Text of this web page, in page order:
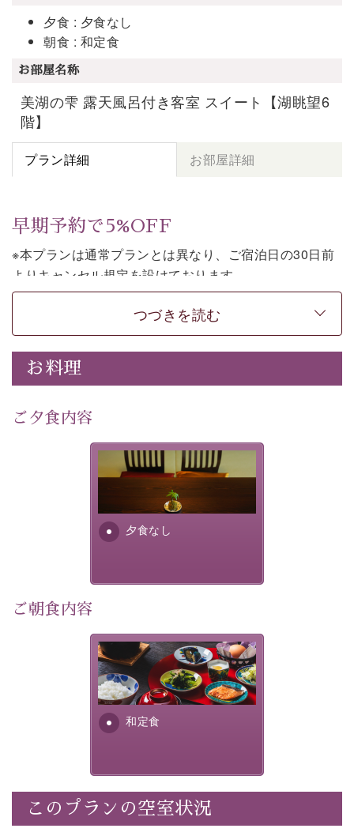
夕食 : 夕食なし
朝食 : 和定食
お部屋名称
美湖の雫 露天風呂付き客室 スイート【湖眺望6
階】
プラン詳細 お部屋詳細
早期予約で5%OFF
※本プランは通常プランとは異なり、ご宿泊日の30日前
よりキャンセル規定を設けております。
※本プランは朝食付きのプランです。2食付きでご利用ご
【公式限定価格】早割プラン（30日前
まで）」をご利用ください。
上諏訪温泉しんゆでは、30日前までのご予約で、5%割
意しております。
諏訪湖の穏やかな景色、心身を解きほぐす温泉、そして
温かいおもてなし。ご滞在を楽しみに待つ日々が旅をよ
り特別なものにしてくれます。
早めのご予約で、お得に癒しのひとときをお過ごしくだ
滞在いただけるよう
30項目以上からなる独自の衛生・消毒プログラムの基、
徹底した衛生管理を行っております。
-------------------------------------------------
・宿泊料金5%OFF
・諏訪大社4社を巡る無料参拝バス（事前予約制）
・館内着をご用意
・就寝用パジャマをご用意
つづきを読む
お料理
ご夕食内容
夕食なし
夕食なしご夕食を追加される
場合は、二食付きのプランを
お選びくださいませ。
ご朝食内容
和定食
さっぱりとした和食膳に使わ
れる食材は、諏訪の名産品を
ふんだんに取り入れ、安心・
安全を心掛けた長野県産...
このプランの空室状況